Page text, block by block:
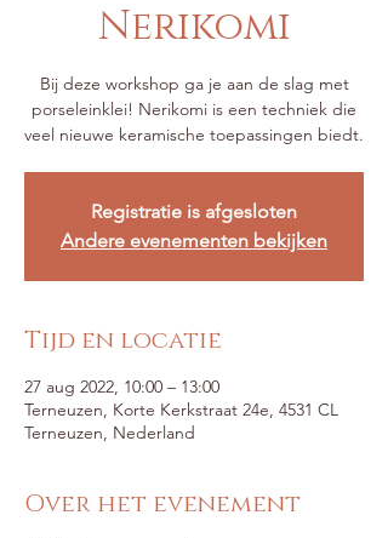
Nerikomi
Bij deze workshop ga je aan de slag met
porseleinklei! Nerikomi is een techniek die
veel nieuwe keramische toepassingen biedt.
Registratie is afgesloten
Andere evenementen bekijken
Tijd en locatie
27 aug 2022, 10:00 – 13:00
Terneuzen, Korte Kerkstraat 24e, 4531 CL
Terneuzen, Nederland
Over het evenement